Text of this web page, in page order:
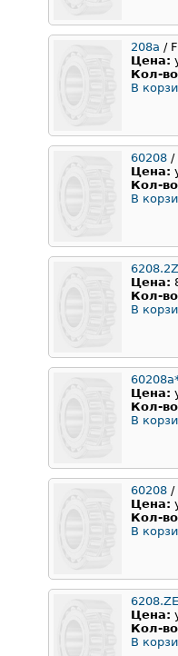
208а /
Цена:
Кол-
В
60208 /
Цена:
Кол-
В
Цена:
Кол-
В
Цена:
Кол-
В
60208 /
Цена:
Кол-
В
Цена:
Кол-
В